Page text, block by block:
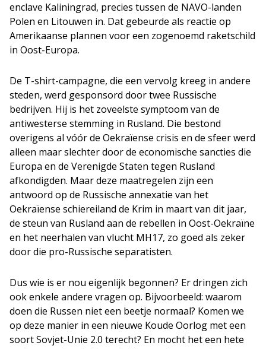
enclave Kaliningrad, precies tussen de NAVO-landen
Polen en Litouwen in. Dat gebeurde als reactie op
Amerikaanse plannen voor een zogenoemd raketschild
in Oost-Europa.
De T-shirt-campagne, die een vervolg kreeg in andere
steden, werd gesponsord door twee Russische
bedrijven. Hij is het zoveelste symptoom van de
antiwesterse stemming in Rusland. Die bestond
overigens al vóór de Oekraïense crisis en de sfeer werd
alleen maar slechter door de economische sancties die
Europa en de Verenigde Staten tegen Rusland
afkondigden. Maar deze maatregelen zijn een
antwoord op de Russische annexatie van het
Oekraïense schiereiland de Krim in maart van dit jaar,
de steun van Rusland aan de rebellen in Oost-Oekraïne
en het neerhalen van vlucht MH17, zo goed als zeker
door die pro-Russische separatisten.
Dus wie is er nou eigenlijk begonnen? Er dringen zich
ook enkele andere vragen op. Bijvoorbeeld: waarom
doen die Russen niet een beetje normaal? Komen we
op deze manier in een nieuwe Koude Oorlog met een
soort Sovjet-Unie 2.0 terecht? En mocht het een hete